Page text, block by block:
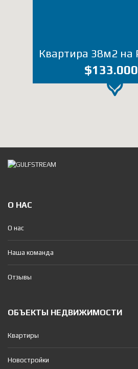
$133.000
О НАС
О нас
Наша команда
Отзывы
ОБЪЕКТЫ НЕДВИЖИМОСТИ
Квартиры
Новостройки